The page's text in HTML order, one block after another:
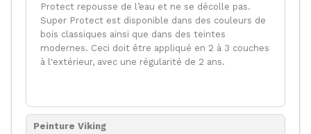
Protect repousse de l’eau et ne se décolle pas.
Super Protect est disponible dans des couleurs de
bois classiques ainsi que dans des teintes
modernes. Ceci doit être appliqué en 2 à 3 couches
à l'extérieur, avec une régularité de 2 ans.
Peinture Viking